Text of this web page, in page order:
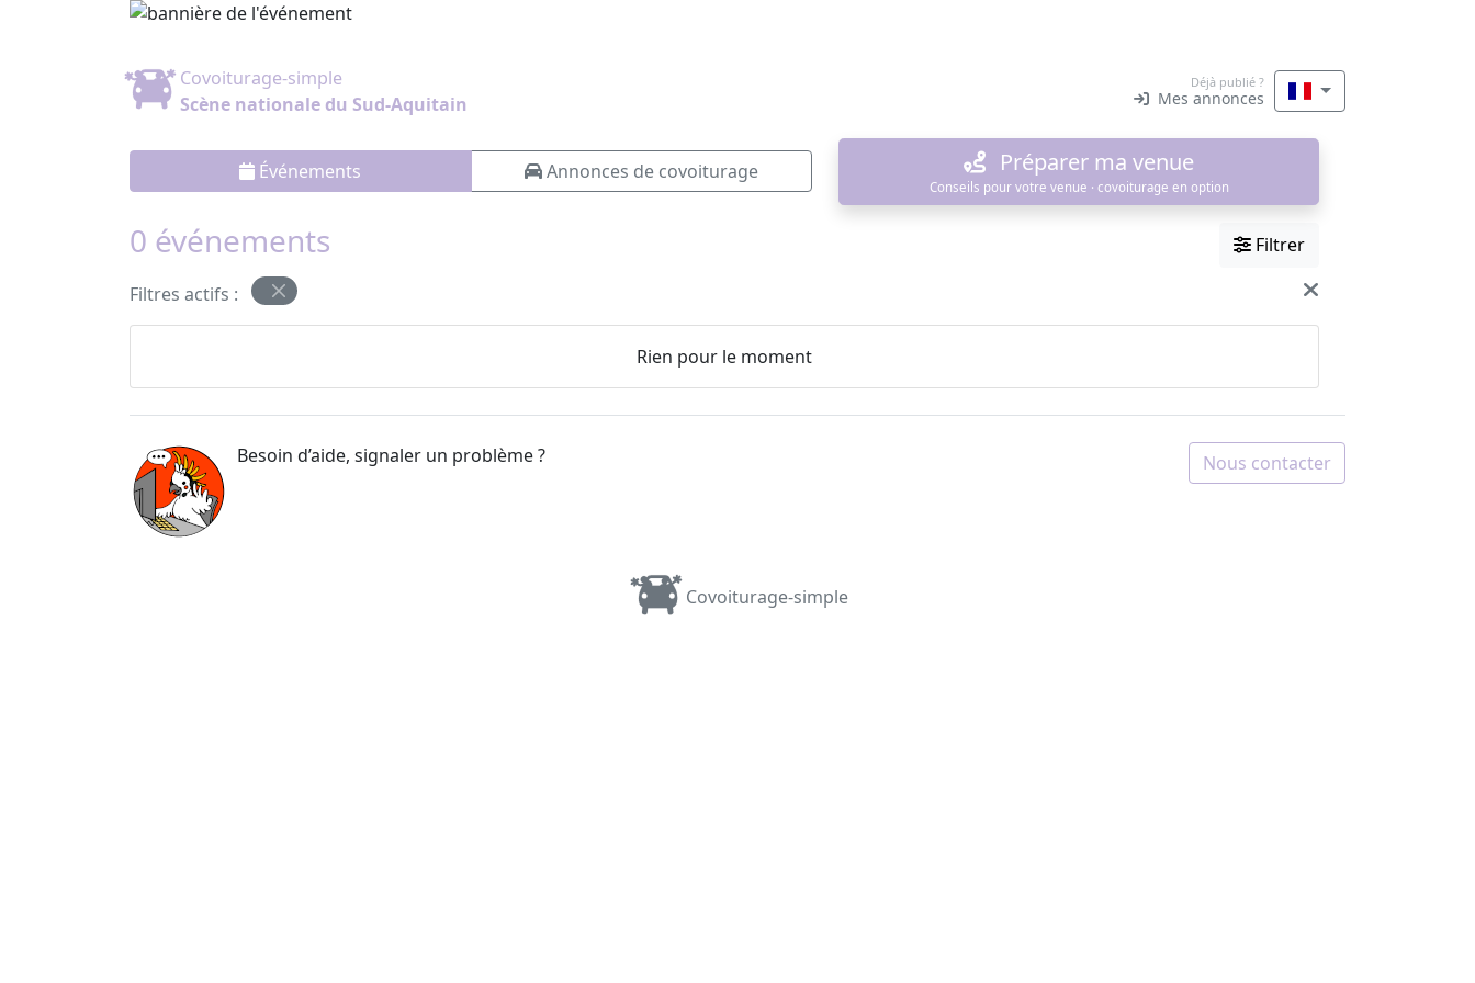
Covoiturage-simple
Scène nationale du Sud-Aquitain
Déjà publié ?
Mes annonces
Événements Annonces de covoiturage Préparer ma venue
Conseils pour votre venue · covoiturage en option
0 événements Filtrer
Filtres actifs :
Rien pour le moment
Besoin d’aide, signaler un problème ? Nous contacter
Covoiturage-simple